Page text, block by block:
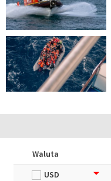
Waluta
USD